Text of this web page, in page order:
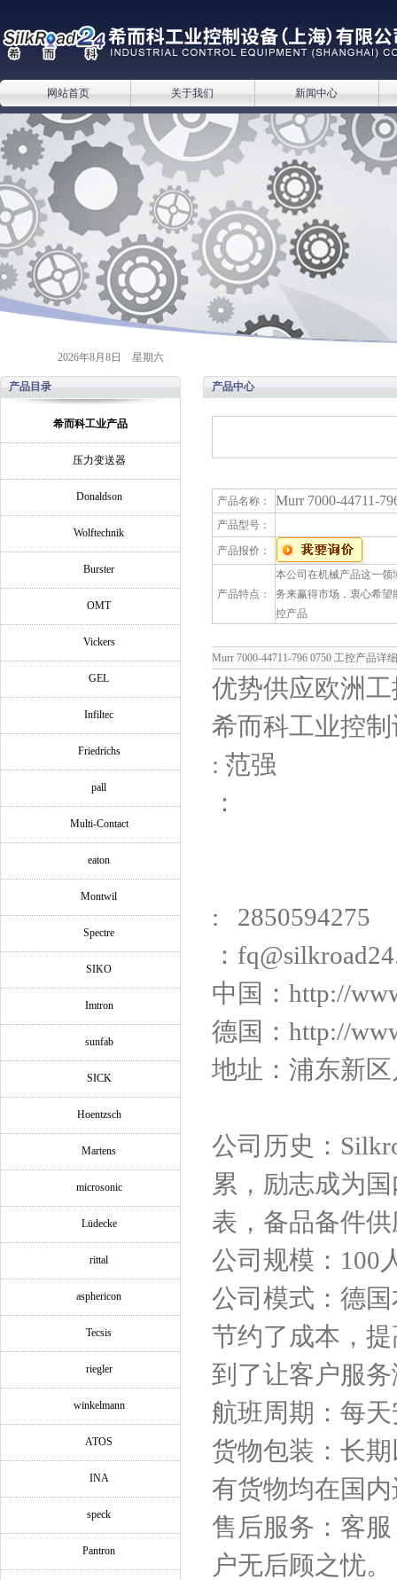
网站首页 关于我们 新闻中心
2026年8月8日 星期六
产品目录
希而科工业产品
压力变送器
Donaldson
Wolftechnik
Burster
OMT
Vickers
GEL
Infiltec
Friedrichs
pall
Multi-Contact
eaton
Montwil
Spectre
SIKO
Imtron
sunfab
SICK
Hoentzsch
Martens
microsonic
Lüdecke
rittal
asphericon
Tecsis
riegler
winkelmann
ATOS
INA
speck
Pantron
产品中心
产品名称： Murr 7000-44711-
产品型号：
产品报价：
产品特点：
本公司在机械产品这一
务来赢得市场，衷心希望
控产品
Murr 7000-44711-796 0750 工控产品详
优势供应欧洲
希而科工业控
: 范强
：
: 2850594275
：
中国：http://
德国：http://
地址：浦东新
公司历史：
累，励志成为
表，备品备件
公司规模：100
公司模式：德
节约了成本，
到了让客户服
航班周期：每
货物包装：长
有货物均在国
售后服务：客
户无后顾之忧。